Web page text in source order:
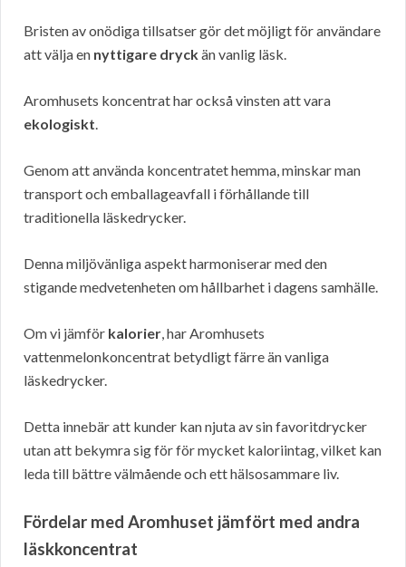
Bristen av onödiga tillsatser gör det möjligt för användare
att välja en nyttigare dryckän vanlig läsk.
Aromhusets koncentrat har också vinsten att vara
ekologiskt.
Genom att använda koncentratet hemma, minskar man
transport och emballageavfall i förhållande till
traditionella läskedrycker.
Denna miljövänliga aspekt harmoniserar med den
stigande medvetenheten om hållbarhet i dagens samhälle.
Om vi jämför kalorier, har Aromhusets
vattenmelonkoncentrat betydligt färre än vanliga
läskedrycker.
Detta innebär att kunder kan njuta av sin favoritdrycker
utan att bekymra sig för för mycket kaloriintag, vilket kan
leda till bättre välmående och ett hälsosammare liv.
Fördelar med Aromhuset jämfört med andra
läskkoncentrat